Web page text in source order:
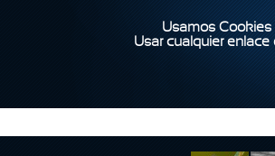
Usamos Cookies
Usar cualquier